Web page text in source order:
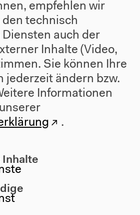
werden zurückgenommen
werden proaktiv
per Email
empfehlen wir
technisch
auch der
Inhalte (Video,
Sie können Ihre
jederzeit ändern bzw.
Informationen
.
Inhalte